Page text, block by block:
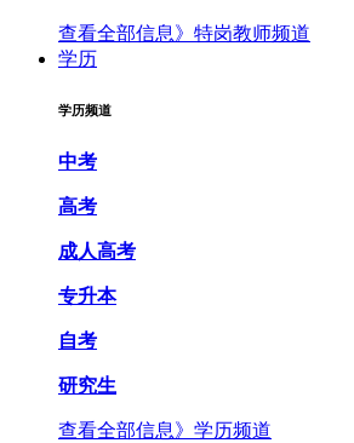
查看全部信息》 特岗教师频道
学历
学历频道
中考
高考
成人高考
专升本
自考
研究生
查看全部信息》 学历频道